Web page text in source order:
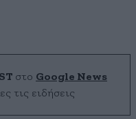
στο Google News
τις ειδήσεις